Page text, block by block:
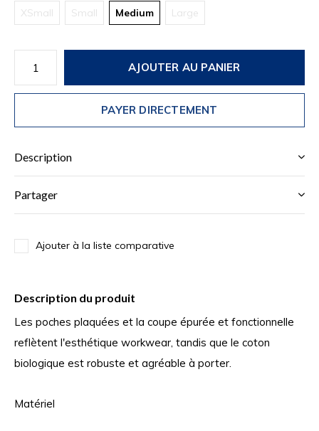
XSmall Small Medium Large
AJOUTER AU PANIER
PAYER DIRECTEMENT
Description
Partager
Ajouter à la liste comparative
Description du produit
Les poches plaquées et la coupe épurée et fonctionnelle
reflètent l'esthétique workwear, tandis que le coton
biologique est robuste et agréable à porter.
Matériel